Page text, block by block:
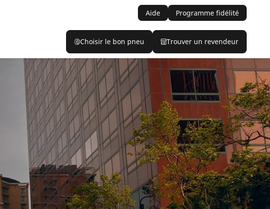
Aide Programme fidélité
Choisir le bon pneu Trouver un revendeur